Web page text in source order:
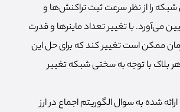
شبکه را از نظر سرعت ثبت تراکنش‌ها و
می‌آورد. با تغییر تعداد ماینرها و قدرت
ممکن است تغییر کند که برای حل این
با توجه به سختی شبکه تغییر
شده به سوال الگوریتم اجماع در ارز